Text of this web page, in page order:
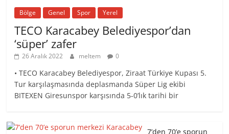
Bölge Genel Spor Yerel
TECO Karacabey Belediyespor’dan
‘süper’ zafer
26 Aralık 2022 meltem 0
• TECO Karacabey Belediyespor, Ziraat Türkiye Kupası 5.
Tur karşılaşmasında deplasmanda Süper Lig ekibi
BITEXEN Giresunspor karşısında 5-0’lık tarihi bir
7’den 70’e sporun